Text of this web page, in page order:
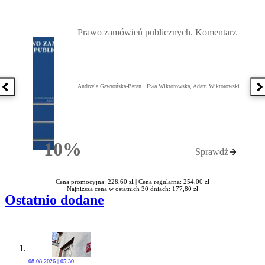
Poprzednia książka
10%Rabatu
Prawo zamówień publicznych. Komentarz
Andrzela Gawrońska-Baran , Ewa Wiktorowska, Adam Wiktorowski
Sprawdź
Cena promocyjna: 228,60 zł | Cena regularna: 254,00 zł
Najniższa cena w ostatnich 30 dniach: 177,80 zł
Ostatnio dodane
08.08.2026 | 05:30